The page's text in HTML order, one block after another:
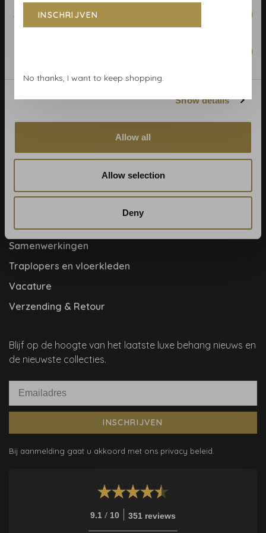
Statistics
Show details
Allow all
Allow selection
Deny
Algemene voorwaarden
Blog
Cookie- en privacyverklaring
Over ons
Samenwerkingen
Traplopers en vloerkleden
Vacature
Verzending & Retour
Blijf op de hoogte van het laatste luxe behang nieuws en
de nieuwste collecties.
INSCHRIJVEN
Bij aanmelding gaat u akkoord met ons privacy beleid.
9.1 / 10 351 reviews
INSCHRIJVEN
No thanks, I want to keep shopping.